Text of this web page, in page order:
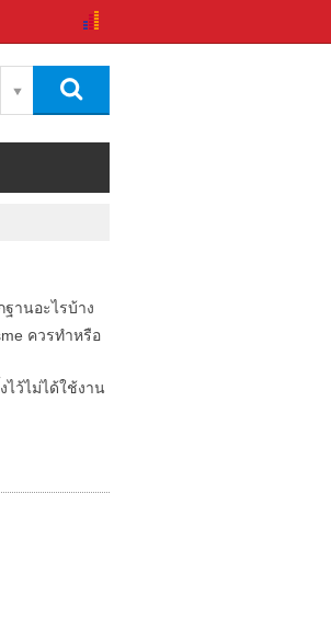
านอะไรบ้าง
ควรทำหรือ
ไว้ไม่ได้ใช้งาน